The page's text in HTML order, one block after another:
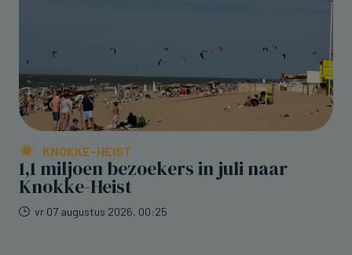
KNOKKE-HEIST
1,1 miljoen bezoekers in juli naar
Knokke-Heist
vr 07 augustus 2026, 00:25